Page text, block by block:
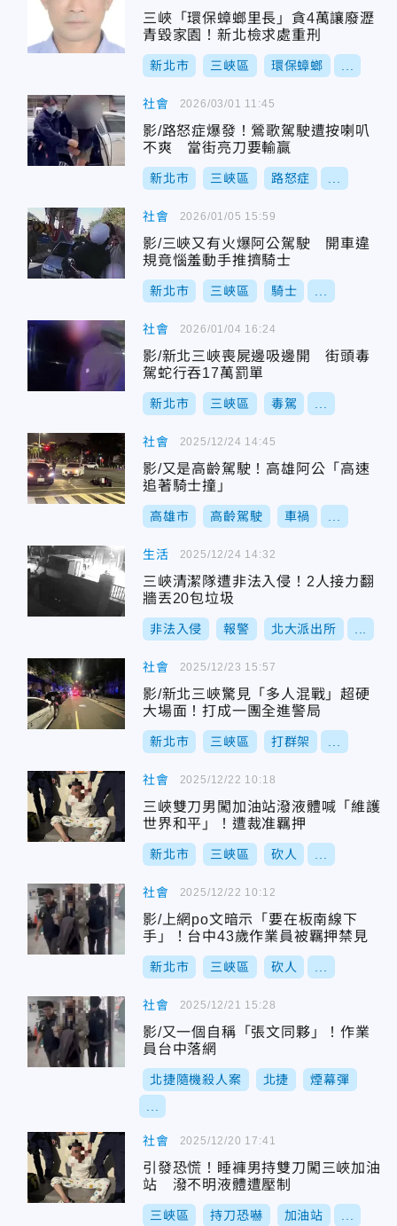
三峽「環保蟑螂里長」貪4萬讓廢瀝
青毀家園！新北檢求處重刑
新北市 三峽區 環保蟑螂
社會
影/路怒症爆發！鶯歌駕駛遭按喇叭
不爽 當街亮刀要輸贏
新北市 三峽區 路怒症
2026/03/01 11:45
社會
影/三峽又有火爆阿公駕駛 開車違
規竟惱羞動手推擠騎士
新北市 三峽區 騎士
2026/01/05 15:59
社會
影/新北三峽喪屍邊吸邊開 街頭毒
駕蛇行吞17萬罰單
新北市 三峽區 毒駕
2026/01/04 16:24
社會
影/又是高齡駕駛！高雄阿公「高速
追著騎士撞」
高雄市 高齡駕駛 車禍
2025/12/24 14:45
生活
三峽清潔隊遭非法入侵！2人接力翻
牆丟20包垃圾
非法入侵 報警 北大派出所
2025/12/24 14:32
社會
影/新北三峽驚見「多人混戰」超硬
大場面！打成一團全進警局
新北市 三峽區 打群架
2025/12/23 15:57
社會
三峽雙刀男闖加油站潑液體喊「維護
世界和平」！遭裁准羈押
新北市 三峽區 砍人
2025/12/22 10:18
社會
影/上網po文暗示「要在板南線下
手」！台中43歲作業員被羈押禁見
新北市 三峽區 砍人
2025/12/22 10:12
社會
影/又一個自稱「張文同夥」！作業
員台中落網
北捷隨機殺人案 北捷 煙幕彈
2025/12/21 15:28
社會
引發恐慌！睡褲男持雙刀闖三峽加油
站 潑不明液體遭壓制
三峽區 持刀恐嚇 加油站
2025/12/20 17:41